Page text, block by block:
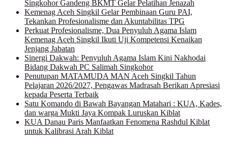
Singkohor Gandeng BKMT Gelar Pelatihan Jenazah
Kemenag Aceh Singkil Gelar Pembinaan Guru PAI,
Tekankan Profesionalisme dan Akuntabilitas TPG
Perkuat Profesionalisme, Dua Penyuluh Agama Islam
Kemenag Aceh Singkil Ikuti Uji Kompetensi Kenaikan
Jenjang Jabatan
Sinergi Dakwah: Penyuluh Agama Islam Kini Nakhodai
Bidang Dakwah PC Salimah Singkohor
Penutupan MATAMUDA MAN Aceh Singkil Tahun
Pelajaran 2026/2027, Pengawas Madrasah Berikan Apresiasi
kepada Peserta Terbaik
Satu Komando di Bawah Bayangan Matahari : KUA, Kades,
dan warga Mukti Jaya Kompak Luruskan Kiblat
KUA Danau Paris Manfaatkan Fenomena Rashdul Kiblat
untuk Kalibrasi Arah Kiblat